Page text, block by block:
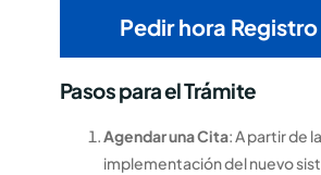
Pedir hora
Pasos para el Trámite
Agendar una Cita: A partir de la
implementación del nuevo